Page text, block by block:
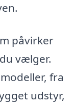
påvirker
vælger.
fra
udstyr,